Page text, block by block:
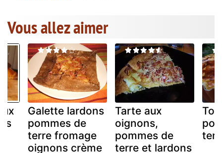
Vous allez aimer
Galette lardons
pommes de
terre fromage
oignons crème
Tarte aux
oignons,
pommes de
terre et lardons